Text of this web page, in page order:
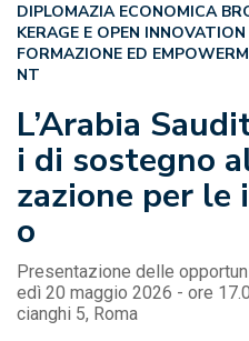
L’Arabia
i di sostegno
zazione per le
o
DIPLOMAZIA ECONOMICA
KERAGE E OPEN INNOVATION
FORMAZIONE ED
NT
Presentazione delle
edì 20 maggio 2026 - ore
cianghi 5, Roma